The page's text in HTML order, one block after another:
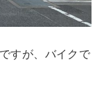
すが、バイクで